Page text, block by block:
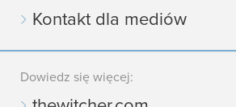
Kontakt dla mediów
Dowiedz się więcej: